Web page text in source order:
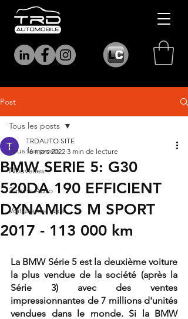
Post
Tous les posts
Nouvelles
3 mins Auto
Voiture de luxe
Tous les posts
BMW SERIE 5: G30
520DA 190 EFFICIENT
DYNAMICS M SPORT
2017 - 113 000 km
TRDAUTO SITE
16 mars 2022 3 min de lecture
La BMW Série 5 est la deuxième voiture
la plus vendue de la société (après la
Série 3) avec des ventes
impressionnantes de 7 millions d'unités
vendues dans le monde. Si la BMW